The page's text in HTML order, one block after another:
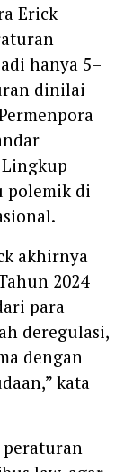
Erick
hanya 5–
dinilai
polemik di
akhirnya
2024
para
deregulasi,
dengan
kata